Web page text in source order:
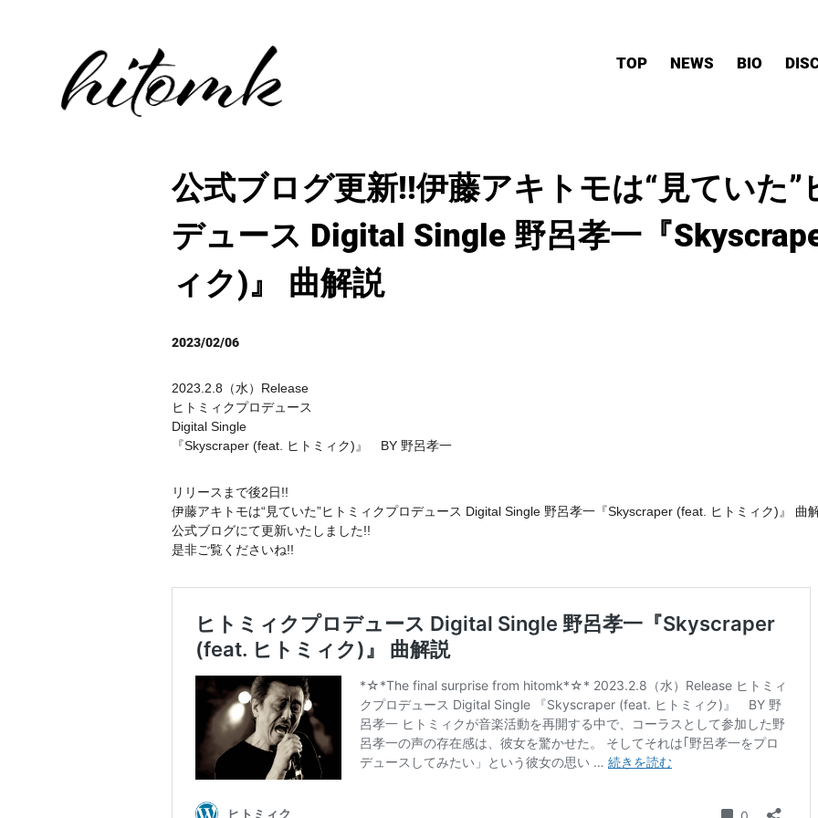
TOP NEWS BIO
公式ブログ更新!!伊藤アキトモは“見ていた
デュース Digital Single 野呂孝一『
ィク)』 曲解説
2023/02/06
2023.2.8（水）Release
ヒトミィクプロデュース
Digital Single
『Skyscraper (feat. ヒトミィク)』 BY 野呂孝一
リリースまで後2日!!
伊藤アキトモは“見ていた”ヒトミィクプロデュース Digital Single 野呂孝一『Skyscraper (feat. ヒトミィク)』 曲
公式ブログにて更新いたしました!!
是非ご覧くださいね!!